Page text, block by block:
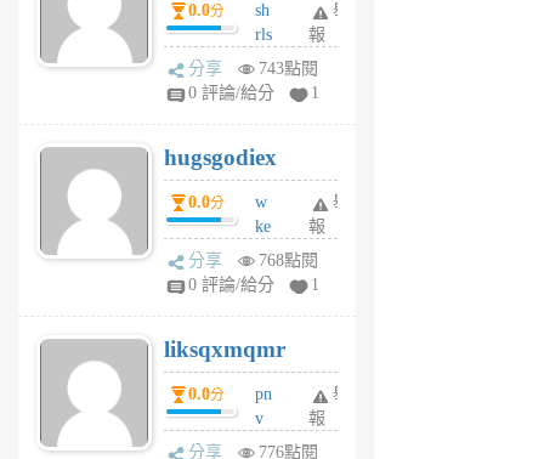
月
前
0.0分
sh
rls
k
m
6
個
月
前
舉
報
分享
743點閱
0 評論/給分
1
hugsgodiex
0.0分
w
ke
rv
pj
6
個
月
前
舉
報
分享
768點閱
0 評論/給分
1
liksqxmqmr
0.0分
pn
v
wt
舉
報
分享
776點閱